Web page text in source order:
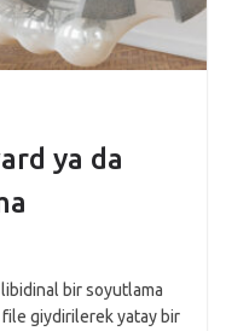
ya da
bir soyutlama
file giydirilerek yatay bir